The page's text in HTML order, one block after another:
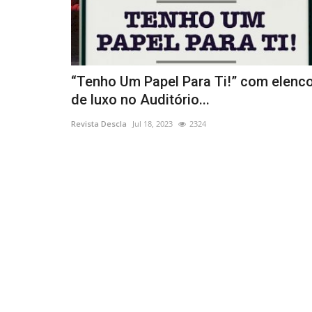
“Tenho Um Papel Para Ti!” com
de luxo no Auditório...
Revista Descla Jul 18, 2023 2324